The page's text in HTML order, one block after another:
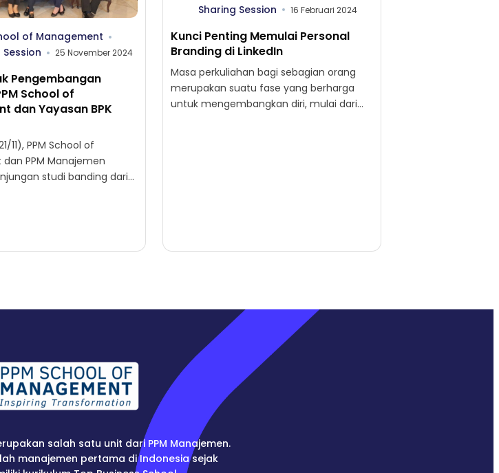
of Management
25 November 2024
Pengembangan
School of
dan Yayasan BPK
11), PPM School of
PPM Manajemen
studi banding dari
Sharing Session 16 Februari 2024
Kunci Penting Memulai Personal
Branding di LinkedIn
Masa perkuliahan bagi sebagian orang
merupakan suatu fase yang berharga
untuk mengembangkan diri, mulai dari
salah satu unit dari PPM Manajemen.
manajemen pertama di Indonesia sejak